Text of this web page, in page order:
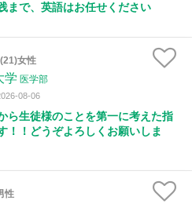
まで、英語はお任せください
(21)女性
学 医学部
08-06
ら生徒様のことを第一に考えた指
！！どうぞよろしくお願いしま
性